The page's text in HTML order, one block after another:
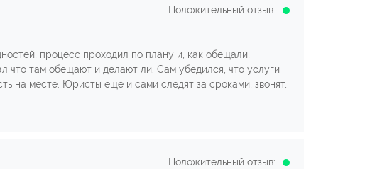
Положительный отзыв:
процесс проходил по плану и, как обещали,
что там обещают и делают ли. Сам убедился, что услуги
на месте. Юристы еще и сами следят за сроками, звонят,
Положительный отзыв: